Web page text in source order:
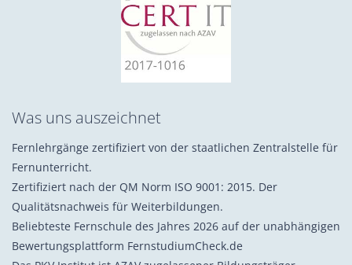
Was uns auszeichnet
Fernlehrgänge zertifiziert von der staatlichen Zentralstelle für
Fernunterricht.
Zertifiziert nach der QM Norm ISO 9001: 2015. Der
Qualitätsnachweis für Weiterbildungen.
Beliebteste Fernschule des Jahres 2026 auf der unabhängigen
Bewertungsplattform FernstudiumCheck.de